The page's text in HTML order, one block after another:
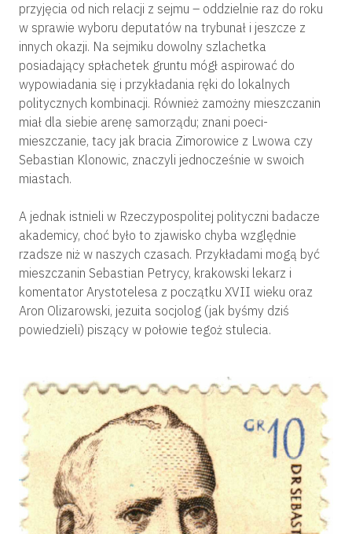
przyjęcia od nich relacji z sejmu – oddzielnie raz do roku
w sprawie wyboru deputatów na trybunał i jeszcze z
innych okazji. Na sejmiku dowolny szlachetka
posiadający spłachetek gruntu mógł aspirować do
wypowiadania się i przykładania ręki do lokalnych
politycznych kombinacji. Również zamożny mieszczanin
miał dla siebie arenę samorządu; znani poeci-
mieszczanie, tacy jak bracia Zimorowice z Lwowa czy
Sebastian Klonowic, znaczyli jednocześnie w swoich
miastach.
A jednak istnieli w Rzeczypospolitej polityczni badacze
akademicy, choć było to zjawisko chyba względnie
rzadsze niż w naszych czasach. Przykładami mogą być
mieszczanin Sebastian Petrycy, krakowski lekarz i
komentator Arystotelesa z początku XVII wieku oraz
Aron Olizarowski, jezuita socjolog (jak byśmy dziś
powiedzieli) piszący w połowie tegoż stulecia.